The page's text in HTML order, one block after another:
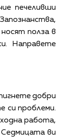
печеливши
полза в
Направете
добри
си проблеми.
работа,
ви